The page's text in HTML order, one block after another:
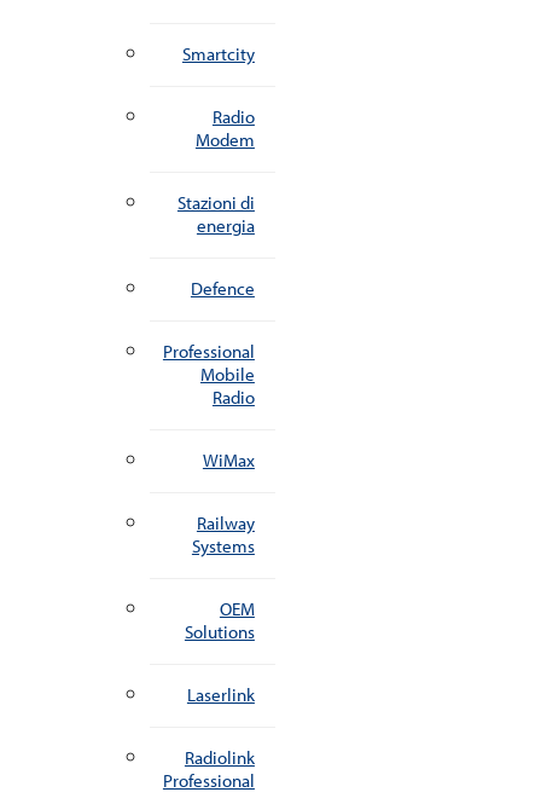
Smartcity
Radio
Modem
Stazioni di
energia
Defence
Professional
Mobile
Radio
WiMax
Railway
Systems
OEM
Solutions
Laserlink
Radiolink
Professional